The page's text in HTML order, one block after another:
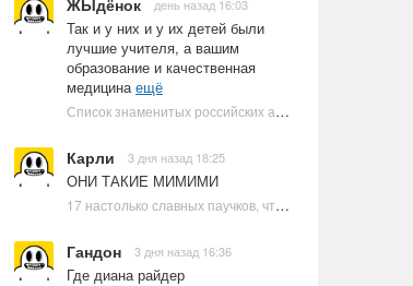
ЖЫдёнок день назад 16:03
Так и у них и у их детей были
лучшие учителя, а вашим
образование и качественная
медицинаещё
Список знаменитых российских артистов-евреев | Ультрамарин
Карли 3 дня назад 18:25
ОНИ ТАКИЕ МИМИМИ
17 настолько славных паучков, что даже у арахнофобов появится желание их погладить
Гандон 3 дня назад 16:36
Где диана райдер